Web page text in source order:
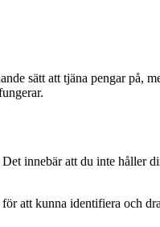
sätt att tjäna pengar på,
innebär att du inte håller
att kunna identifiera och